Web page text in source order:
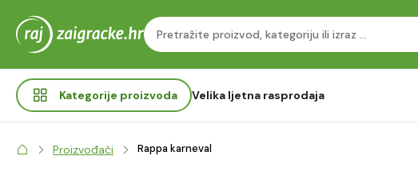
Kategorije proizvoda Velika ljetna rasprodaja
Proizvođači Rappa karneval